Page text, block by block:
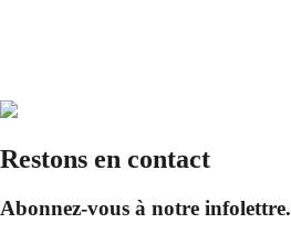
Restons en contact
Abonnez-vous à notre infolettre.